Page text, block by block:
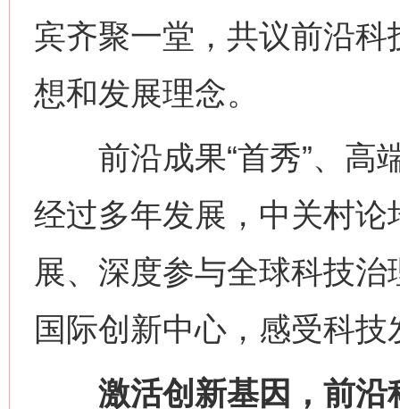
宾齐聚一堂，共议前沿
想和发展理念。
前沿成果“首秀”、高
经过多年发展，中关村
展、深度参与全球科技
国际创新中心，感受科
激活创新基因，前沿